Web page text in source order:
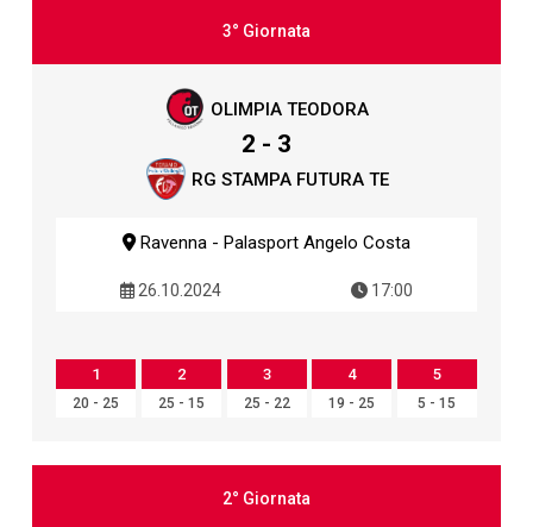
3° Giornata
OLIMPIA TEODORA
2 - 3
RG STAMPA FUTURA TE
Ravenna - Palasport Angelo Costa
26.10.2024 17:00
1
20 - 25
2
25 - 15
3
25 - 22
4
19 - 25
5
5 - 15
2° Giornata